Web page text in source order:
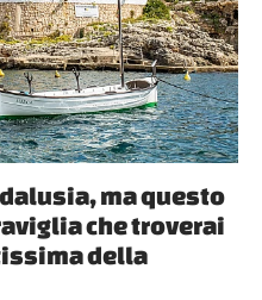
ma questo
che troverai
della